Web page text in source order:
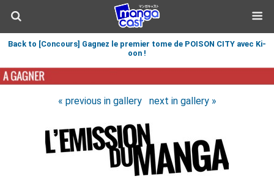
Back to [Concours] Gagnez le premier tome de POISON CITY avec Ki-
oon !
« previous in gallery next in gallery »